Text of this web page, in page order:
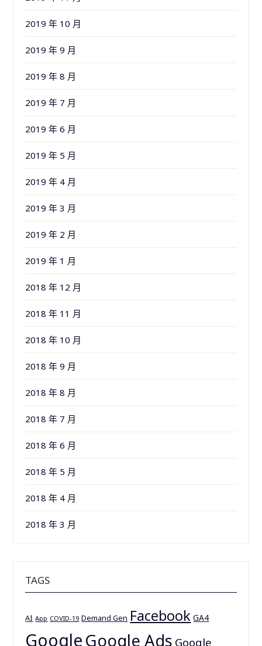
2019 年 10 月
2019 年 9 月
2019 年 8 月
2019 年 7 月
2019 年 6 月
2019 年 5 月
2019 年 4 月
2019 年 3 月
2019 年 2 月
2019 年 1 月
2018 年 12 月
2018 年 11 月
2018 年 10 月
2018 年 9 月
2018 年 8 月
2018 年 7 月
2018 年 6 月
2018 年 5 月
2018 年 4 月
2018 年 3 月
TAGS
AI App COVID-19 Demand Gen Facebook GA4
GoogleGoogle Ads Google